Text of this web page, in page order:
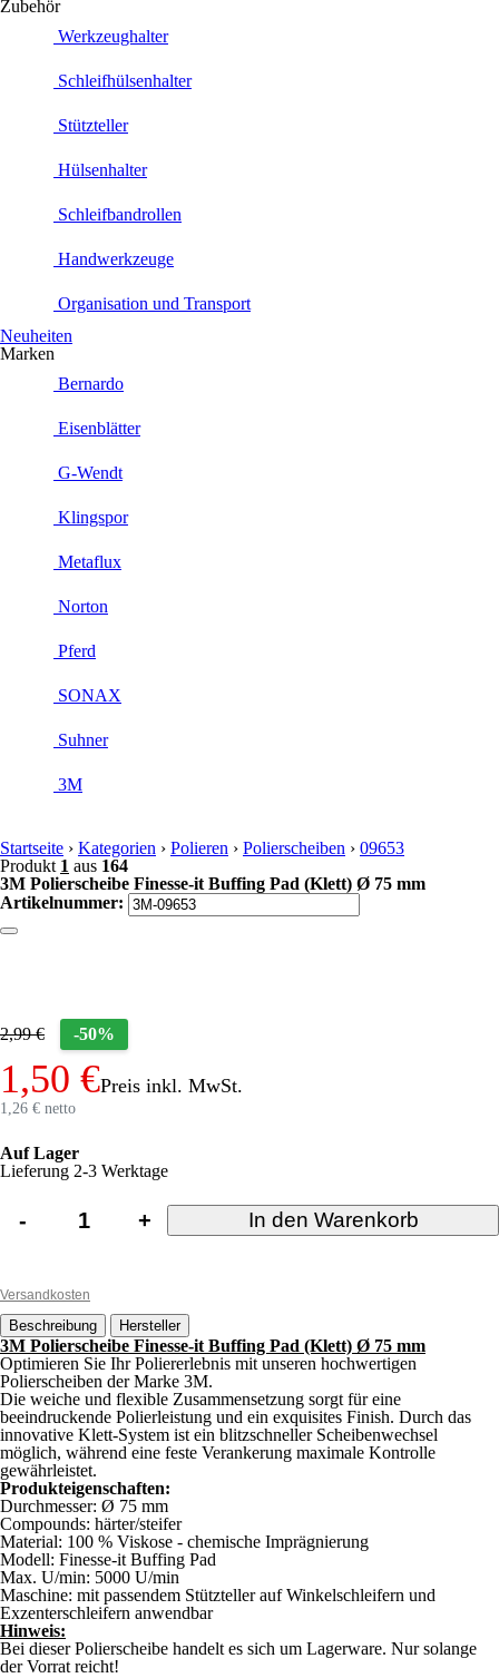
Zubehör
Werkzeughalter
Schleifhülsenhalter
Stützteller
Hülsenhalter
Schleifbandrollen
Handwerkzeuge
Organisation und Transport
Neuheiten
Marken
Bernardo
Eisenblätter
G-Wendt
Klingspor
Metaflux
Norton
Pferd
SONAX
Suhner
3M
Startseite › Kategorien › Polieren › Polierscheiben › 09653
Produkt 1 aus 164
3M Polierscheibe Finesse-it Buffing Pad (Klett) Ø 75 mm
Artikelnummer:
2,99 € -50%
1,50 €Preis inkl. MwSt.
1,26 € netto
Auf Lager
Lieferung 2-3 Werktage
- + In den Warenkorb
Versandkosten
Beschreibung Hersteller
3M Polierscheibe Finesse-it Buffing Pad (Klett) Ø 75 mm
Optimieren Sie Ihr Poliererlebnis mit unseren hochwertigen
Polierscheiben der Marke 3M.
Die weiche und flexible Zusammensetzung sorgt für eine
beeindruckende Polierleistung und ein exquisites Finish. Durch das
innovative Klett-System ist ein blitzschneller Scheibenwechsel
möglich, während eine feste Verankerung maximale Kontrolle
gewährleistet.
Produkteigenschaften:
Durchmesser: Ø 75 mm
Compounds: härter/steifer
Material: 100 % Viskose - chemische Imprägnierung
Modell: Finesse-it Buffing Pad
Max. U/min: 5000 U/min
Maschine: mit passendem Stützteller auf Winkelschleifern und
Exzenterschleifern anwendbar
Hinweis:
Bei dieser Polierscheibe handelt es sich um Lagerware. Nur solange
der Vorrat reicht!